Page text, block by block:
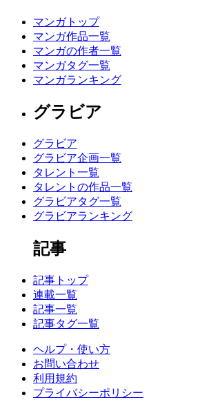
マンガトップ
マンガ作品一覧
マンガの作者一覧
マンガタグ一覧
マンガランキング
グラビア
グラビア
グラビア企画一覧
タレント一覧
タレントの作品一覧
グラビアタグ一覧
グラビアランキング
記事
記事トップ
連載一覧
記事一覧
記事タグ一覧
ヘルプ・使い方
お問い合わせ
利用規約
プライバシーポリシー